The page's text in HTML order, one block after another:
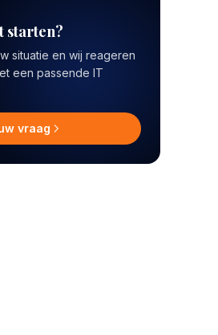
starten?
situatie en wij reageren
een passende IT
vraag